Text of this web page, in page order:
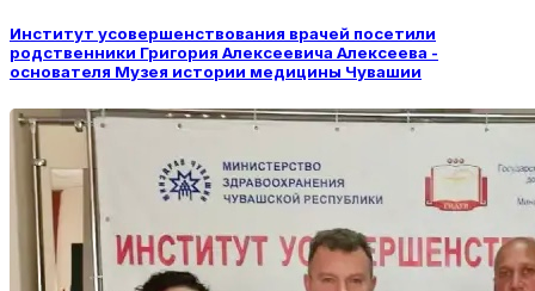
Институт усовершенствования врачей посетили
родственники Григория Алексеевича Алексеева -
основателя Музея истории медицины Чувашии